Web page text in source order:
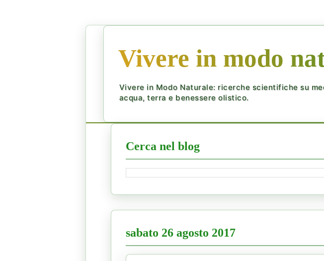
Vivere in modo
Vivere in Modo Naturale: ricerche scientifiche su
acqua, terra e benessere olistico.
Cerca nel blog
sabato 26 agosto 2017